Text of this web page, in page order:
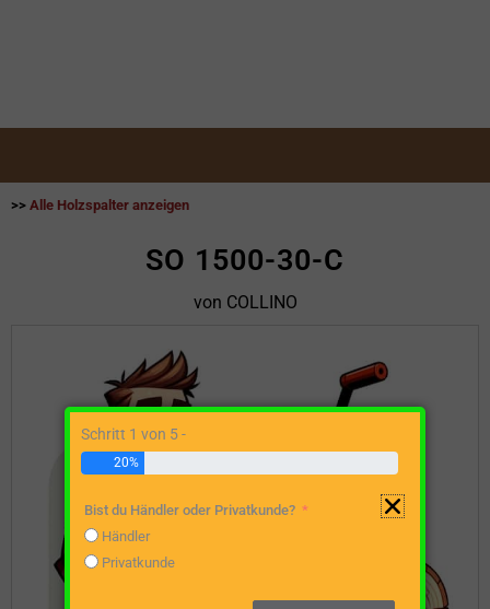
>> Alle Holzspalter anzeigen
SO 1500-30-C
von COLLINO
Schritt 1 von 5 -
20%
Bist du Händler oder Privatkunde?
Händler
Privatkunde